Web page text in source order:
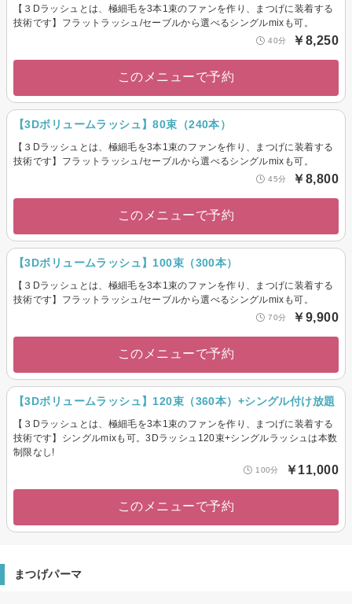
【３Dラッシュとは、極細毛を3本1束のファンを作り、まつげに装着する
技術です】フラットラッシュ/セーブルから選べるシングルmixも可。
40分 ￥8,250
このメニューで予約
【3Dボリュームラッシュ】80束（240本）
【３Dラッシュとは、極細毛を3本1束のファンを作り、まつげに装着する
技術です】フラットラッシュ/セーブルから選べるシングルmixも可。
45分 ￥8,800
このメニューで予約
【3Dボリュームラッシュ】100束（300本）
【３Dラッシュとは、極細毛を3本1束のファンを作り、まつげに装着する
技術です】フラットラッシュ/セーブルから選べるシングルmixも可。
70分 ￥9,900
このメニューで予約
【3Dボリュームラッシュ】120束（360本）+シングル付け放題
【３Dラッシュとは、極細毛を3本1束のファンを作り、まつげに装着する
技術です】シングルmixも可。3Dラッシュ120束+シングルラッシュは本数
制限なし!
100分 ￥11,000
このメニューで予約
まつげパーマ